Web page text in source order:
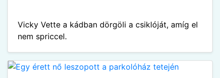
Vicky Vette a kádban dörgöli a csiklóját, amíg el
nem spriccel.